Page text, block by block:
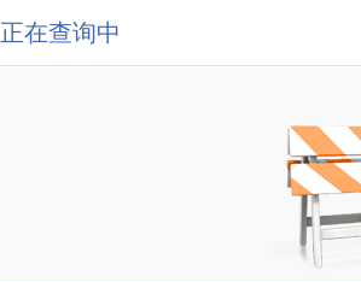
正在查询中